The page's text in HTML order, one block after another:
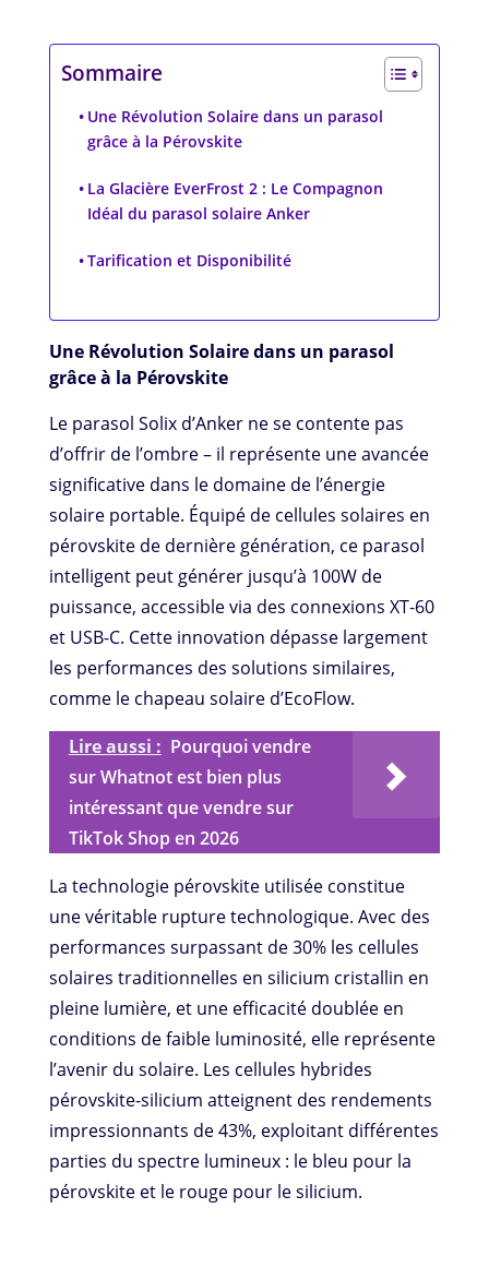
Sommaire
Une Révolution Solaire dans un parasol
grâce à la Pérovskite
La Glacière EverFrost 2 : Le Compagnon
Idéal du parasol solaire Anker
Tarification et Disponibilité
Une Révolution Solaire dans un parasol
grâce à la Pérovskite
Le parasol Solix d’Anker ne se contente pas
d’offrir de l’ombre – il représente une avancée
significative dans le domaine de l’énergie
solaire portable. Équipé de cellules solaires en
pérovskite de dernière génération, ce parasol
intelligent peut générer jusqu’à 100W de
puissance, accessible via des connexions XT-60
et USB-C. Cette innovation dépasse largement
les performances des solutions similaires,
comme le chapeau solaire d’EcoFlow.
Lire aussi : Pourquoi vendre
sur Whatnot est bien plus
intéressant que vendre sur
TikTok Shop en 2026
La technologie pérovskite utilisée constitue
une véritable rupture technologique. Avec des
performances surpassant de 30% les cellules
solaires traditionnelles en silicium cristallin en
pleine lumière, et une efficacité doublée en
conditions de faible luminosité, elle représente
l’avenir du solaire. Les cellules hybrides
pérovskite-silicium atteignent des rendements
impressionnants de 43%, exploitant différentes
parties du spectre lumineux : le bleu pour la
pérovskite et le rouge pour le silicium.